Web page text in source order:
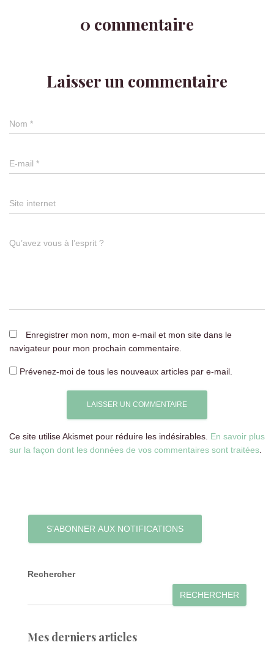
0 commentaire
Laisser un commentaire
Nom *
E-mail *
Site internet
Qu’avez vous à l’esprit ?
Enregistrer mon nom, mon e-mail et mon site dans le
navigateur pour mon prochain commentaire.
Prévenez-moi de tous les nouveaux articles par e-mail.
Ce site utilise Akismet pour réduire les indésirables. En savoir plus
sur la façon dont les données de vos commentaires sont traitées
S’ABONNER AUX NOTIFICATIONS
Rechercher
RECHERCHER
Mes derniers articles